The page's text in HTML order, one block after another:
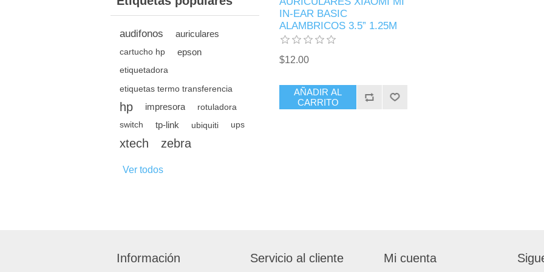
audifonos auriculares
cartucho hp epson
etiquetadora
etiquetas termo transferencia
hp impresora rotuladora
switch tp-link ubiquiti ups
xtech zebra
Ver todos
IN-EAR BASIC
ALAMBRICOS 3.5” 1.25M
$12.00
AÑADIR AL
CARRITO
Información Servicio al cliente Mi cuenta